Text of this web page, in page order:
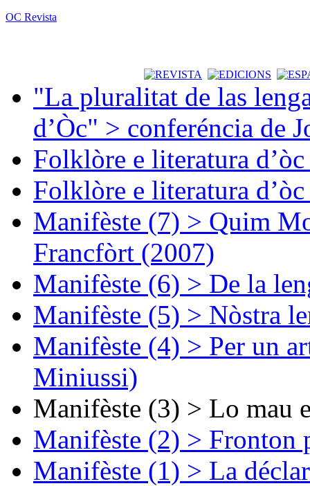
OC Revista
"La pluralitat de las
d’Òc" > conferéncia de
Folklòre e literatura
Folklòre e literatura
Manifèste (7) > Quim
Francfòrt (2007)
Manifèste (6) > De la
Manifèste (5) > Nòstra
Manifèste (4) > Per un
Miniussi)
Manifèste (3) > Lo mau
Manifèste (2) > Fronton
Manifèste (1) > La